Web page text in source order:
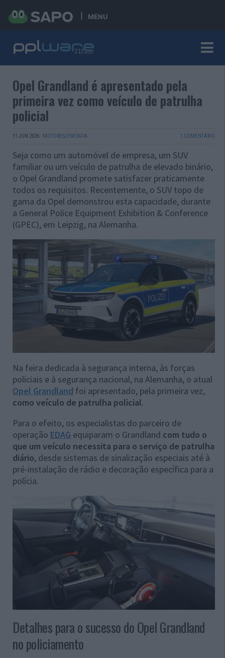
MENU
Opel Grandland é apresentado pela
primeira vez como veículo de patrulha
policial
11 JUN 2026 · MOTORES/ENERGIA 1 COMENTÁRIO
Seja como um automóvel de empresa, um SUV
familiar ou um veículo de patrulha de elevado binário,
o Opel Grandland promete satisfazer praticamente
todos os requisitos. Recentemente, o SUV topo de
gama da Opel demonstrou esta capacidade, durante
a General Police Equipment Exhibition & Conference
(GPEC), em Leipzig, na Alemanha.
Na feira dedicada à segurança interna, às forças
policiais e à segurança nacional, na Alemanha, o atual
Opel Grandland foi apresentado, pela primeira vez,
como veículo de patrulha policial.
Para o efeito, os especialistas do parceiro de
operação EDAG equiparam o Grandland com tudo o
que um veículo necessita para o serviço de patrulha
diário, desde sistemas de sinalização especiais até à
pré-instalação de rádio e decoração específica para a
polícia.
Detalhes para o sucesso do Opel Grandland
no policiamento